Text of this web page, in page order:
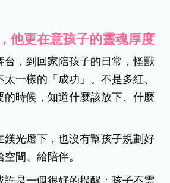
他更在意孩子的靈魂厚度
台，到回家陪孩子的日常，怪獸
一樣的「成功」。不是多紅、
的時候，知道什麼該放下、什麼
鎂光燈下，也沒有幫孩子規劃好
間、給陪伴。